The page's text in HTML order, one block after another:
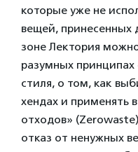
которые уже не
вещей, принесенных
зоне Лектория
разумных принципах
стиля, о том, как
хендах и применять
отходов»
отказ от ненужных